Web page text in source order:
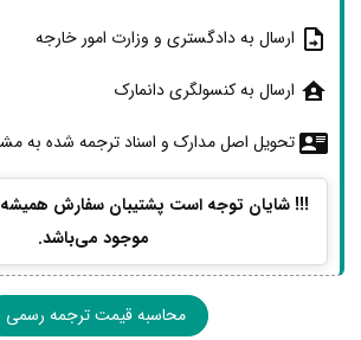
ارسال به دادگستری و وزارت امور خارجه
ارسال به کنسولگری دانمارک
تحویل اصل مدارک و اسناد ترجمه شده به
!!! شایان توجه است پشتیبان سفارش
موجود می‌باشد.
محاسبه قیمت ترجمه رسمی